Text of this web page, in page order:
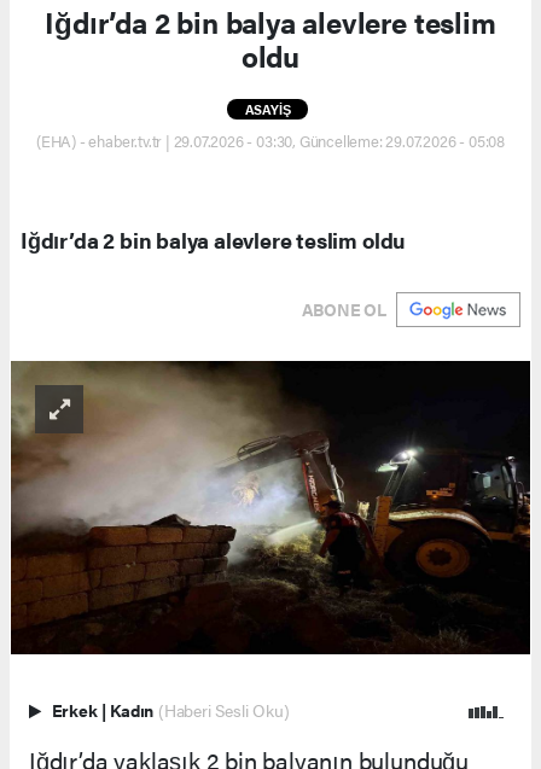
Iğdır’da 2 bin balya alevlere teslim
oldu
ASAYİŞ
(EHA) - ehaber.tv.tr | 29.07.2026 - 03:30, Güncelleme: 29.07.2026 - 05:08
Iğdır’da 2 bin balya alevlere teslim oldu
ABONE OL
Erkek | Kadın (Haberi Sesli Oku)
Iğdır’da yaklaşık 2 bin balyanın bulunduğu